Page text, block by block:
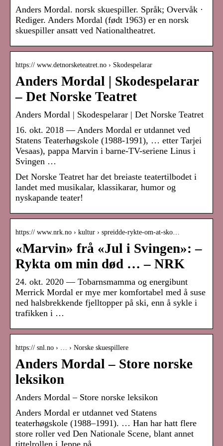
Anders Mordal. norsk skuespiller. Språk; Overvåk ·
Rediger. Anders Mordal (født 1963) er en norsk
skuespiller ansatt ved Nationaltheatret.
https:// www.detnorsketeatret.no › Skodespelarar
Anders Mordal | Skodespelarar
– Det Norske Teatret
Anders Mordal | Skodespelarar | Det Norske Teatret
16. okt. 2018 — Anders Mordal er utdannet ved
Statens Teaterhøgskole (1988-1991), … etter Tarjei
Vesaas), pappa Marvin i barne-TV-seriene Linus i
Svingen …
Det Norske Teatret har det breiaste teatertilbodet i
landet med musikalar, klassikarar, humor og
nyskapande teater!
https:// www.nrk.no › kultur › spreidde-rykte-om-at-sko…
«Marvin» frå «Jul i Svingen»: –
Rykta om min død … – NRK
24. okt. 2020 — Tobarnsmamma og energibunt
Merrick Mordal er mye mer komfortabel med å suse
ned halsbrekkende fjelltopper på ski, enn å sykle i
trafikken i …
https:// snl.no › … › Norske skuespillere
Anders Mordal – Store norske
leksikon
Anders Mordal – Store norske leksikon
Anders Mordal er utdannet ved Statens
teaterhøgskole (1988–1991). … Han har hatt flere
store roller ved Den Nationale Scene, blant annet